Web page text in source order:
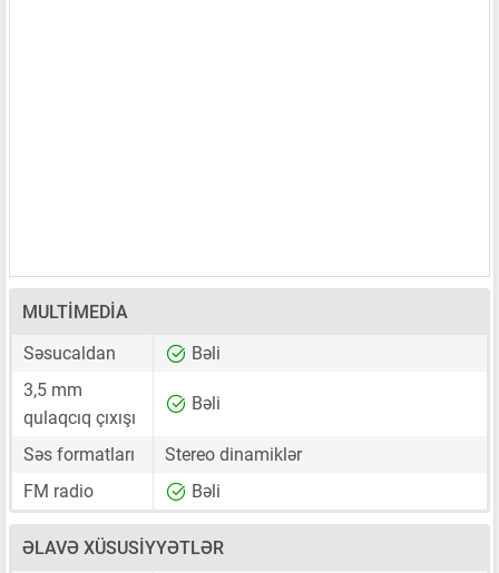
MULTIMEDIA
Səsucaldan
Bəli
3,5 mm
qulaqcıq çıxışı
Bəli
Səs formatları
Stereo dinamiklər
FM radio
Bəli
ƏLAVƏ XÜSUSIYYƏTLƏR